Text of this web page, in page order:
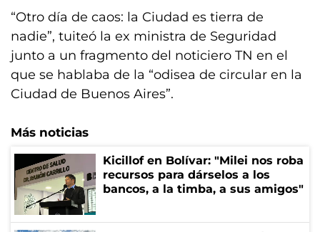
“Otro día de caos: la Ciudad es tierra de
nadie”, tuiteó la ex ministra de Seguridad
junto a un fragmento del noticiero TN en el
que se hablaba de la “odisea de circular en la
Ciudad de Buenos Aires”.
Más noticias
Kicillof en Bolívar: "Milei nos roba
recursos para dárselos a los
bancos, a la timba, a sus amigos"